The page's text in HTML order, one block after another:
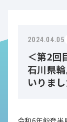
2024.04.05
＜第2回
石川県
いりま